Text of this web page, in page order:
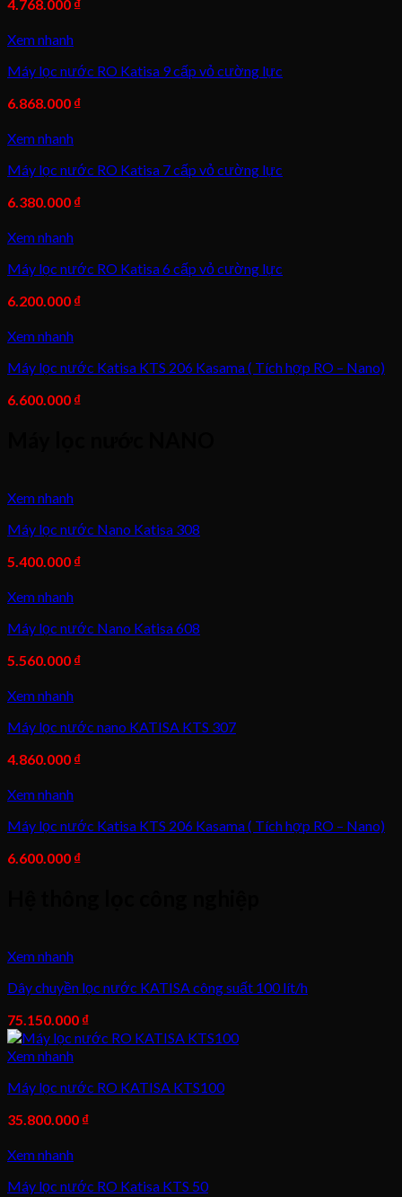
4.768.000 ₫
Xem nhanh
Máy lọc nước RO Katisa 9 cấp vỏ cường lực
6.868.000 ₫
Xem nhanh
Máy lọc nước RO Katisa 7 cấp vỏ cường lực
6.380.000 ₫
Xem nhanh
Máy lọc nước RO Katisa 6 cấp vỏ cường lực
6.200.000 ₫
Xem nhanh
Máy lọc nước Katisa KTS 206 Kasama ( Tích hợp RO – Nano)
6.600.000 ₫
Xem nhanh
Máy lọc nước Nano Katisa 308
5.400.000 ₫
Xem nhanh
Máy lọc nước Nano Katisa 608
5.560.000 ₫
Xem nhanh
Máy lọc nước nano KATISA KTS 307
4.860.000 ₫
Xem nhanh
Máy lọc nước Katisa KTS 206 Kasama ( Tích hợp RO – Nano)
6.600.000 ₫
Xem nhanh
Dây chuyền lọc nước KATISA công suất 100 lít/h
75.150.000 ₫
Xem nhanh
Máy lọc nước RO KATISA KTS100
35.800.000 ₫
Xem nhanh
Máy lọc nước RO Katisa KTS 50